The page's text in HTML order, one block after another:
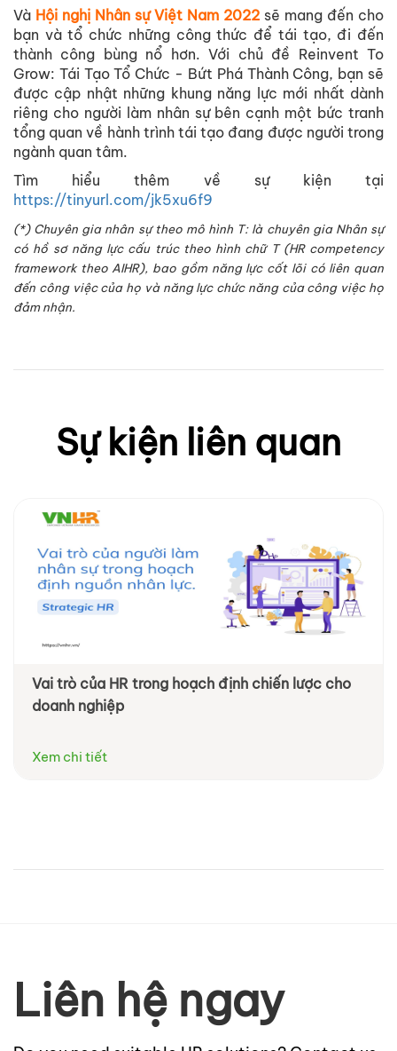
Và Hội nghị Nhân sự Việt Nam 2022 sẽ mang đến cho
bạn và tổ chức những công thức để tái tạo, đi đến
thành công bùng nổ hơn. Với chủ đề Reinvent To
Grow: Tái Tạo Tổ Chức - Bứt Phá Thành Công, bạn sẽ
được cập nhật những khung năng lực mới nhất dành
riêng cho người làm nhân sự bên cạnh một bức tranh
tổng quan về hành trình tái tạo đang được người trong
ngành quan tâm.
Tìm hiểu thêm về sự kiện tại
https://tinyurl.com/jk5xu6f9
(*) Chuyên gia nhân sự theo mô hình T: là chuyên gia Nhân sự
có hồ sơ năng lực cấu trúc theo hình chữ T (HR competency
framework theo AIHR), bao gồm năng lực cốt lõi có liên quan
đến công việc của họ và năng lực chức năng của công việc họ
đảm nhận.
Sự kiện liên quan
Vai trò của HR trong hoạch định chiến lược cho
doanh nghiệp
Xem chi tiết
Xây dựng thương hiệu nhà tuyển dụng -
Employer Branding bằng Linkedin
Xem chi tiết
Liên hệ ngay